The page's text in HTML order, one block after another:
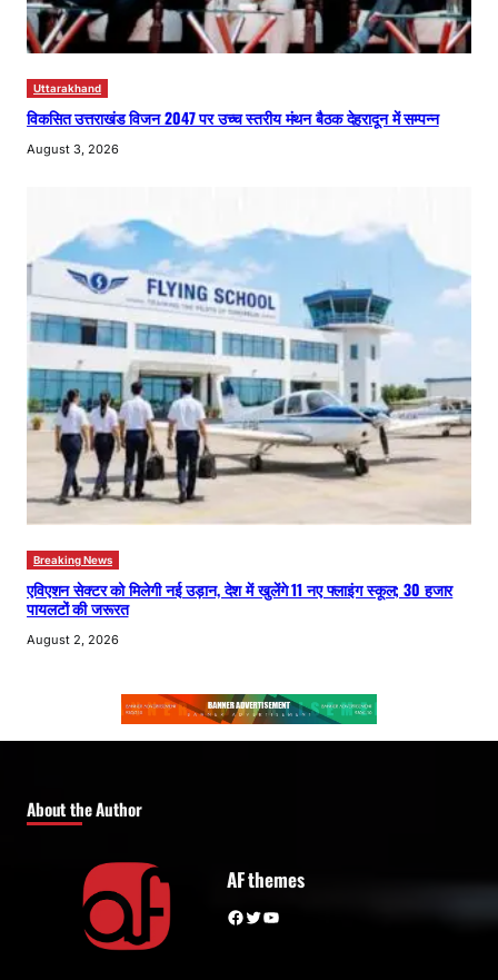
Uttarakhand
विकसित उत्तराखंड विजन 2047 पर उच्च स्तरीय मंथन बैठक देहरादून में सम्पन्न
August 3, 2026
Breaking News
एविएशन सेक्टर को मिलेगी नई उड़ान, देश में खुलेंगे 11 नए फ्लाइंग स्कूल; 30 हजार
पायलटों की जरूरत
August 2, 2026
About the Author
AF themes
Facebook Twitter YouTube